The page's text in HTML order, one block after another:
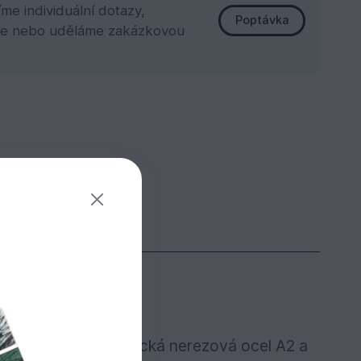
individuální dotazy,
nebo uděláme zakázkovou
Poptávka
apod.
než austenitická nerezová ocel A2 a